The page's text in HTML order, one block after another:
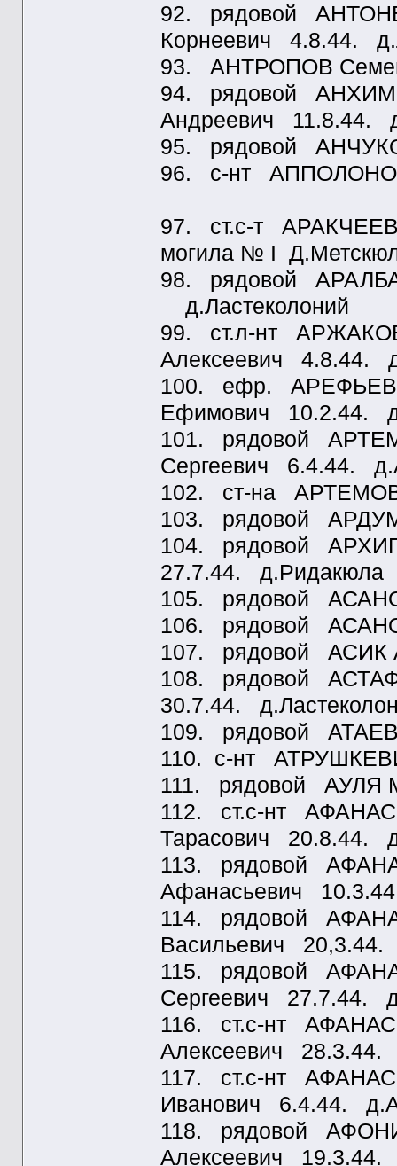
92. рядовой
Корнеевич 4.8.44.
93. АНТРОПОВ
94. рядовой
Андреевич 11.8.44.
95. рядовой
96. с-нт
97. ст.с-т АРАКЧЕЕВ
могила № I
98. рядовой
д.Ластеколоний
99. ст.л-нт
Алексеевич 4.8.44.
100. ефр. АРЕФЬЕВ
Ефимович 10.2.44.
101. рядовой
Сергеевич 6.4.44.
102. ст-на АРТЕМОВ
103. рядовой
104. рядовой
27.7.44. д.Ридакюла
105. рядовой
106. рядовой
107. рядовой АСИК
108. рядовой
30.7.44.
109. рядовой
110. с-нт
111. рядовой АУЛЯ
112. ст.с-нт
Тарасович 20.8.44.
113. рядовой
Афанасьевич
114. рядовой
Васильевич 20,3.44.
115. рядовой
Сергеевич 27.7.44.
116. ст.с-нт
Алексеевич
117. ст.с-нт
Иванович 6.4.44.
118. рядовой
Алексеевич 19.3.44.